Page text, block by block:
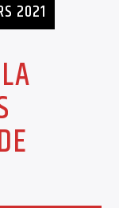
2021